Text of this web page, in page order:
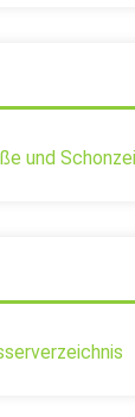
und